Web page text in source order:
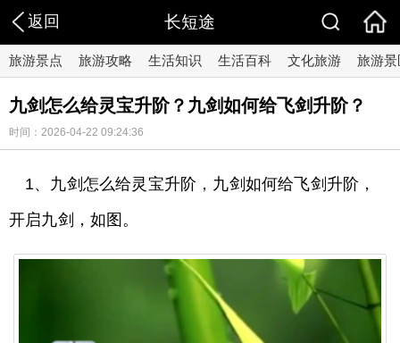
返回 长短途
旅游景点 旅游攻略 生活知识 生活百科 文化旅游 旅游景
九剑怎么给灵宝升阶？九剑如何给飞剑升阶？
时间：2026-04-22 09:24:36
1、九剑怎么给灵宝升阶，九剑如何给飞剑升阶，
开启九剑，如图。